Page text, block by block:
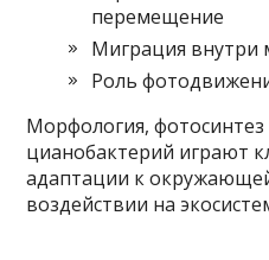
перемещение
Миграция внутри
Роль
Морфология,
цианобактерий играют
адаптации к
воздействии на